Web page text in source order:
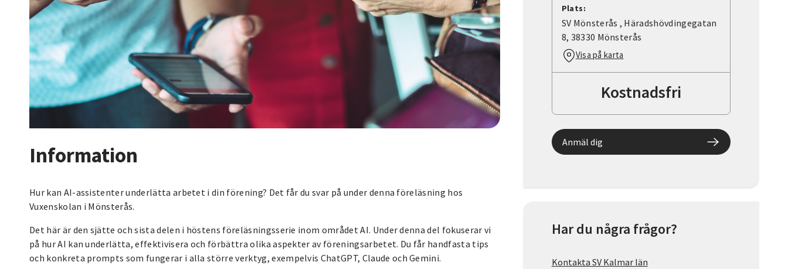
Information
Hur kan AI-assistenter underlätta arbetet i din förening? Det får du svar på under denna föreläsning hos
Vuxenskolan i Mönsterås.
Det här är den sjätte och sista delen i höstens föreläsningsserie inom området AI. Under denna del fokuserar vi
på hur AI kan underlätta, effektivisera och förbättra olika aspekter av föreningsarbetet. Du får handfasta tips
och konkreta prompts som fungerar i alla större verktyg, exempelvis ChatGPT, Claude och Gemini.
Plats:
SV Mönsterås , Häradshövdingegatan
8, 38330 Mönsterås
Visa på karta
Kostnadsfri
Anmäl dig
Har du några frågor?
Kontakta SV Kalmar län